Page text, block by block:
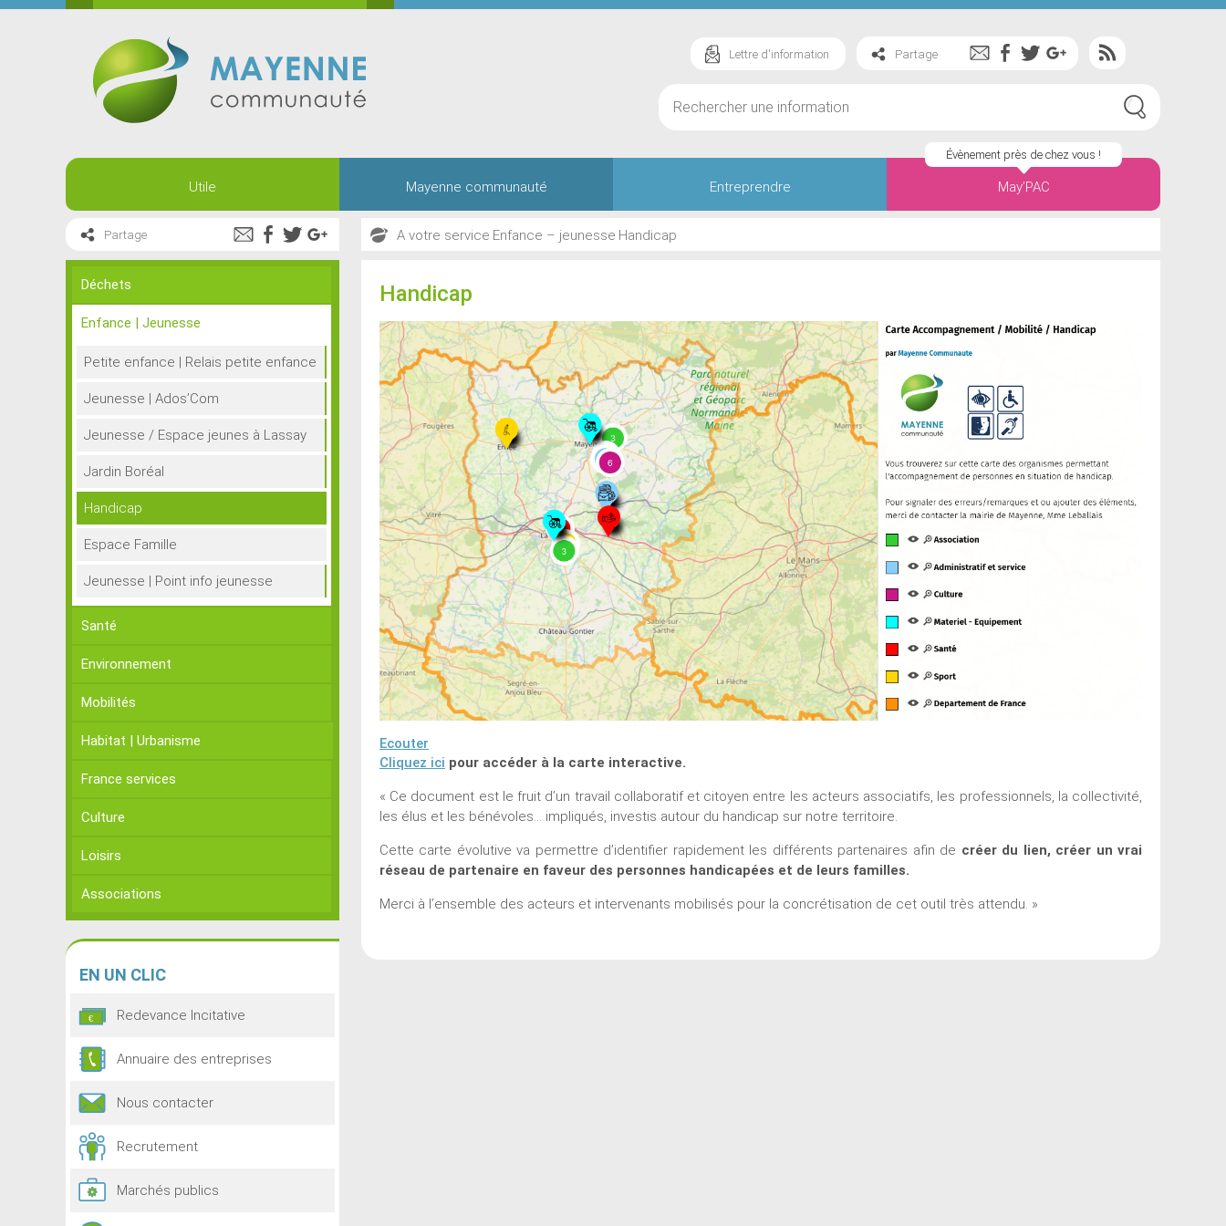
Lettre d'information Partage
Utile Mayenne communauté Entreprendre May’PAC
Évènement près de chez vous !
A votre service Enfance – jeunesse Handicap
Handicap
Ecouter
Cliquez ici pour accéder à la carte interactive.
« Ce document est le fruit d’un travail collaboratif et citoyen entre les acteurs associatifs, les professionnels, la collectivité,
les élus et les bénévoles… impliqués, investis autour du handicap sur notre territoire.
Cette carte évolutive va permettre d’identifier rapidement les différents partenaires afin de créer du lien, créer un vrai
réseau de partenaire en faveur des personnes handicapées et de leurs familles.
Merci à l’ensemble des acteurs et intervenants mobilisés pour la concrétisation de cet outil très attendu. »
Partage
Déchets
Enfance | Jeunesse
Petite enfance | Relais petite enfance
Jeunesse | Ados’Com
Jeunesse / Espace jeunes à Lassay
Jardin Boréal
Handicap
Espace Famille
Jeunesse | Point info jeunesse
Santé
Environnement
Mobilités
Habitat | Urbanisme
France services
Culture
Loisirs
Associations
EN UN CLIC
Redevance Incitative
Annuaire des entreprises
Nous contacter
Recrutement
Marchés publics